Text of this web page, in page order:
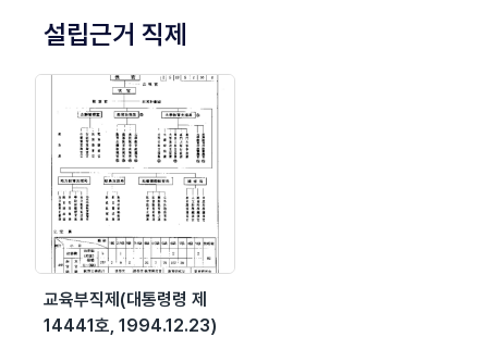
설립근거 직제
교육부직제(대통령령 제
14441호, 1994.12.23)